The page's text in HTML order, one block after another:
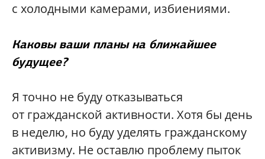
с холодными камерами, избиениями.
Каковы ваши планы на ближайшее
будущее?
Я точно не буду отказываться
от гражданской активности. Хотя бы день
в неделю, но буду уделять гражданскому
активизму. Не оставлю проблему пыток